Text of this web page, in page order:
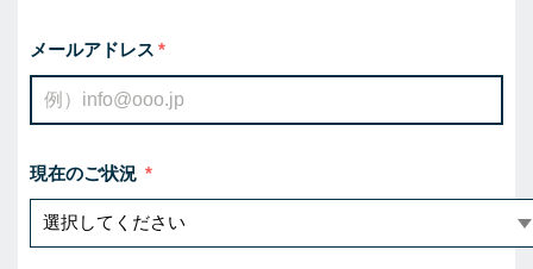
メールアドレス
現在のご状況